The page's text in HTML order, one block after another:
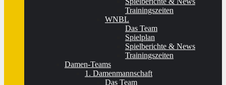
Trainingszeiten
WNBL
Das Team
Spielplan
Spielberichte & News
Trainingszeiten
Damen-Teams
1. Damenmannschaft
Das Team